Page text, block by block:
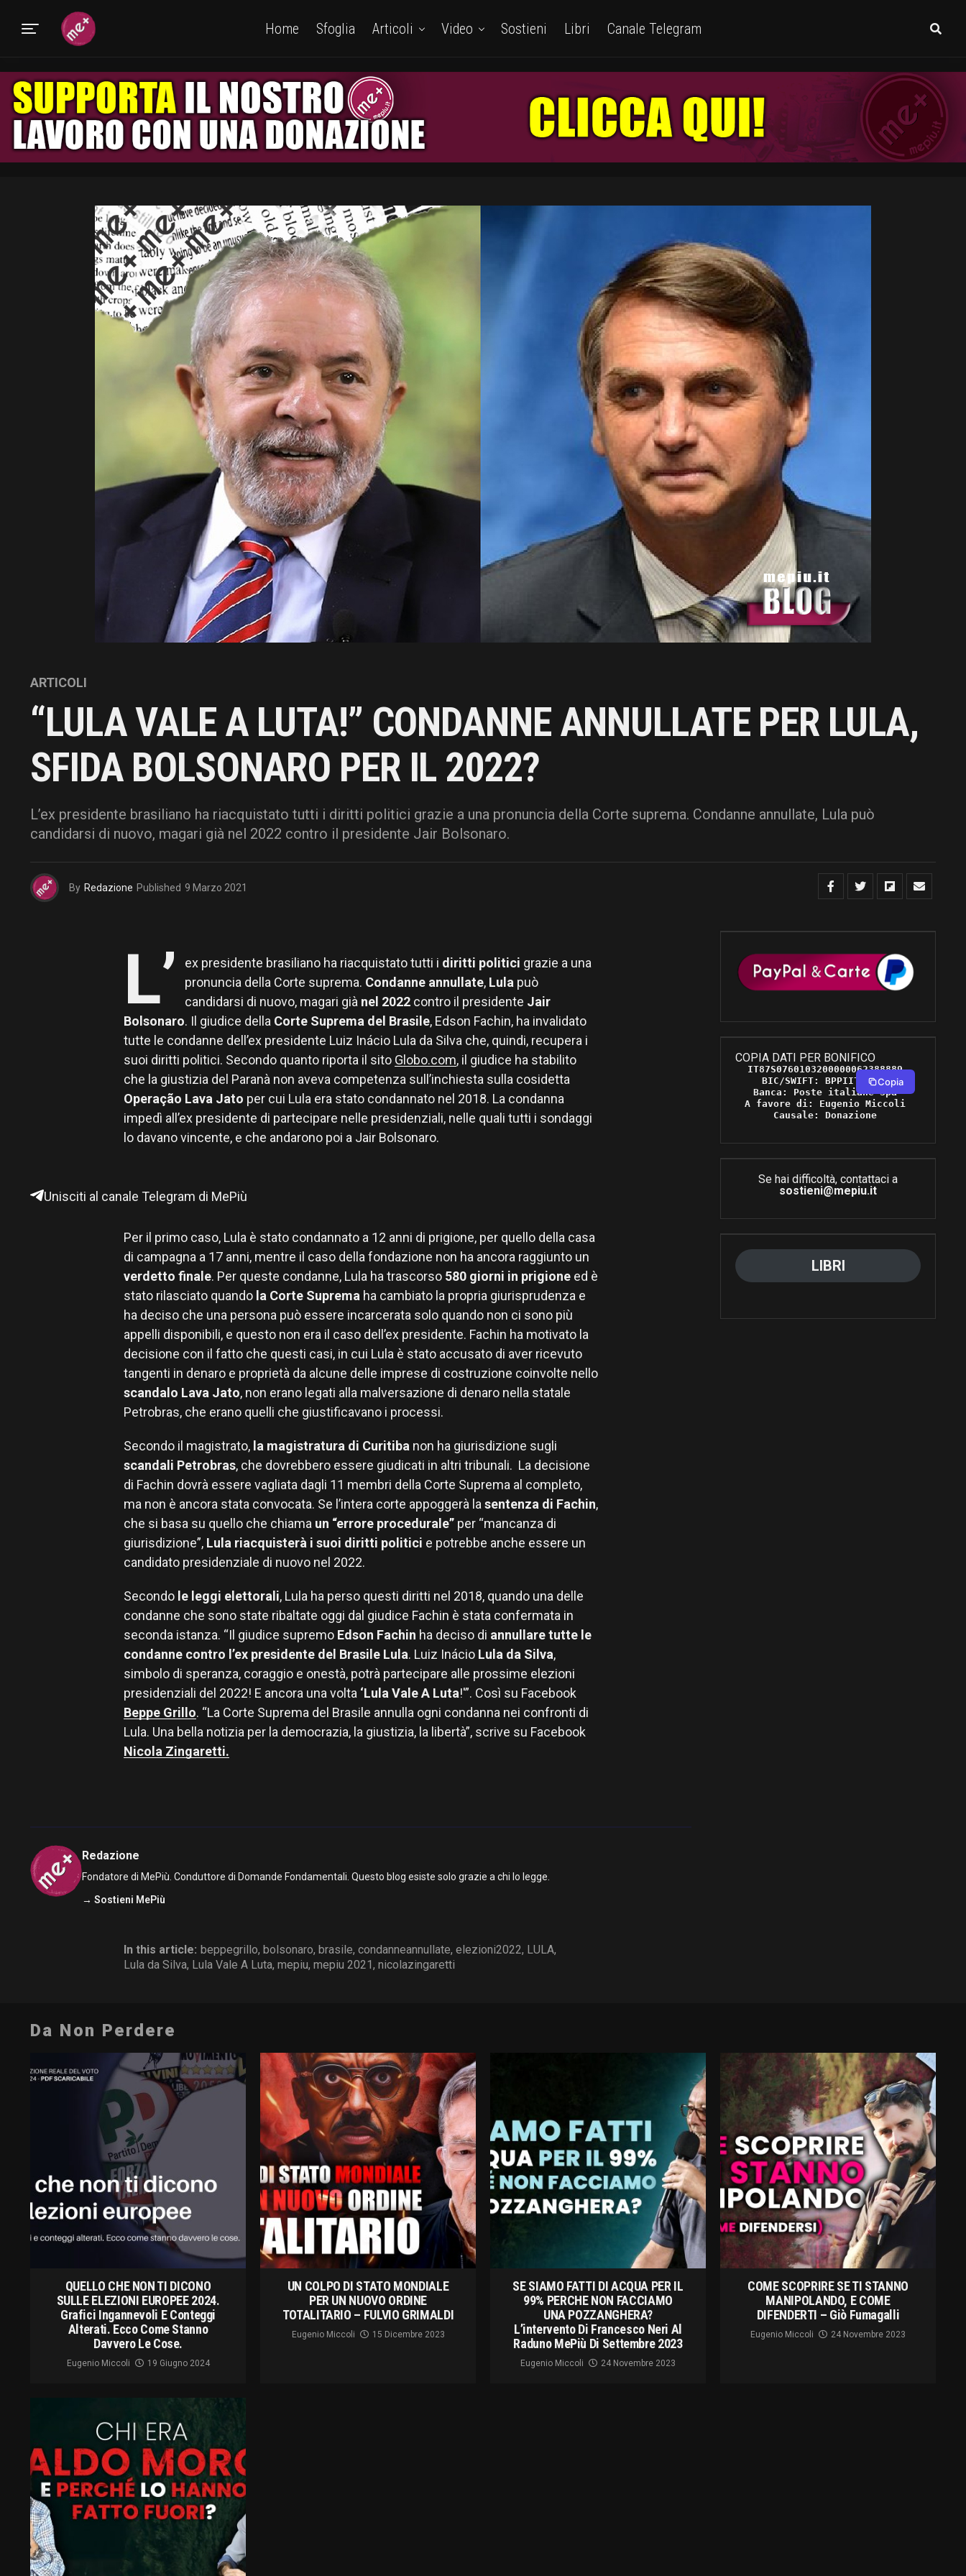
Home Sfoglia Articoli Video Sostieni Libri Canale Telegram
ARTICOLI
“LULA VALE A LUTA!” CONDANNE ANNULLATE PER LULA,
SFIDA BOLSONARO PER IL 2022?
L’ex presidente brasiliano ha riacquistato tutti i diritti politici grazie a una pronuncia della Corte suprema. Condanne annullate, Lula può
candidarsi di nuovo, magari già nel 2022 contro il presidente Jair Bolsonaro.
By Redazione Published 9 Marzo 2021
L’ ex presidente brasiliano ha riacquistato tutti i diritti politici grazie a una
pronuncia della Corte suprema. Condanne annullate, Lula può
candidarsi di nuovo, magari già nel 2022contro il presidente Jair
Bolsonaro. Il giudice della Corte Suprema del Brasile, Edson Fachin, ha invalidato
tutte le condanne dell’ex presidente Luiz Inácio Lula da Silva che, quindi, recupera i
suoi diritti politici. Secondo quanto riporta il sito Globo.com, il giudice ha stabilito
che la giustizia del Paranà non aveva competenza sull’inchiesta sulla cosidetta
Operação Lava Jato per cui Lula era stato condannato nel 2018. La condanna
impedì all’ex presidente di partecipare nelle presidenziali, nelle quali tutti i sondaggi
lo davano vincente, e che andarono poi a Jair Bolsonaro.
Unisciti al canale Telegram di MePiù
Per il primo caso, Lula è stato condannato a 12 anni di prigione, per quello della casa
di campagna a 17 anni, mentre il caso della fondazione non ha ancora raggiunto un
verdetto finale. Per queste condanne, Lula ha trascorso 580 giorni in prigione ed è
stato rilasciato quando la Corte Suprema ha cambiato la propria giurisprudenza e
ha deciso che una persona può essere incarcerata solo quando non ci sono più
appelli disponibili, e questo non era il caso dell’ex presidente. Fachin ha motivato la
decisione con il fatto che questi casi, in cui Lula è stato accusato di aver ricevuto
tangenti in denaro e proprietà da alcune delle imprese di costruzione coinvolte nello
scandalo Lava Jato, non erano legati alla malversazione di denaro nella statale
Petrobras, che erano quelli che giustificavano i processi.
Secondo il magistrato, la magistratura di Curitiba non ha giurisdizione sugli
scandali Petrobras, che dovrebbero essere giudicati in altri tribunali. La decisione
di Fachin dovrà essere vagliata dagli 11 membri della Corte Suprema al completo,
ma non è ancora stata convocata. Se l’intera corte appoggerà la sentenza di Fachin,
che si basa su quello che chiama un “errore procedurale” per “mancanza di
giurisdizione”, Lula riacquisterà i suoi diritti politici e potrebbe anche essere un
candidato presidenziale di nuovo nel 2022.
Secondo le leggi elettorali, Lula ha perso questi diritti nel 2018, quando una delle
condanne che sono state ribaltate oggi dal giudice Fachin è stata confermata in
seconda istanza. “Il giudice supremo Edson Fachin ha deciso di annullare tutte le
condanne contro l’ex presidente del Brasile Lula. Luiz Inácio Lula da Silva,
simbolo di speranza, coraggio e onestà, potrà partecipare alle prossime elezioni
presidenziali del 2022! E ancora una volta ‘Lula Vale A Luta!'”. Così su Facebook
Beppe Grillo. “La Corte Suprema del Brasile annulla ogni condanna nei confronti di
Lula. Una bella notizia per la democrazia, la giustizia, la libertà”, scrive su Facebook
Nicola Zingaretti.
Redazione
Fondatore di MePiù. Conduttore di Domande Fondamentali. Questo blog esiste solo grazie a chi lo legge.
→ Sostieni MePiù
In this article: beppegrillo, bolsonaro, brasile, condanneannullate, elezioni2022, LULA,
Lula da Silva, Lula Vale A Luta, mepiu, mepiu 2021, nicolazingaretti
COPIA DATI PER BONIFICO
IT87S0760103200000062388889
BIC/SWIFT: BPPIITRRXXX
Banca: Poste italiane Spa
A favore di: Eugenio Miccoli
Causale: Donazione
Copia
Se hai difficoltà, contattaci a
sostieni@mepiu.it
LIBRI
Da Non Perdere
QUELLO CHE NON TI DICONO
SULLE ELEZIONI EUROPEE 2024.
Grafici Ingannevoli E Conteggi
Alterati. Ecco Come Stanno
Davvero Le Cose.
Eugenio Miccoli 19 Giugno 2024
UN COLPO DI STATO MONDIALE
PER UN NUOVO ORDINE
TOTALITARIO – FULVIO GRIMALDI
Eugenio Miccoli 15 Dicembre 2023
SE SIAMO FATTI DI ACQUA PER IL
99% PERCHE NON FACCIAMO
UNA POZZANGHERA?
L’intervento Di Francesco Neri Al
Raduno MePiù Di Settembre 2023
Eugenio Miccoli 24 Novembre 2023
COME SCOPRIRE SE TI STANNO
MANIPOLANDO, E COME
DIFENDERTI – Giò Fumagalli
Eugenio Miccoli 24 Novembre 2023